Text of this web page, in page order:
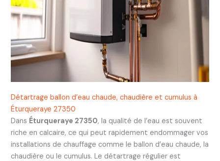
Détartrage ballon d’eau chaude, chaudière et cumulus à
Éturqueraye 27350
Dans Éturqueraye 27350, la qualité de l’eau est souvent
riche en calcaire, ce qui peut rapidement endommager vos
installations de chauffage comme le ballon d’eau chaude, la
chaudière ou le cumulus. Le détartrage régulier est